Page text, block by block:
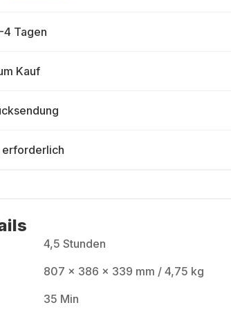
4 Tagen
Kauf
erforderlich
4,5 Stunden
807 x 386 x 339 mm / 4,75 kg
35 Min